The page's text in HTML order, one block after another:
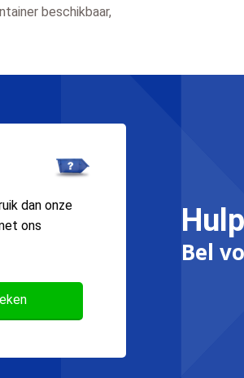
beschikbaar,
dan onze
ons
Bel